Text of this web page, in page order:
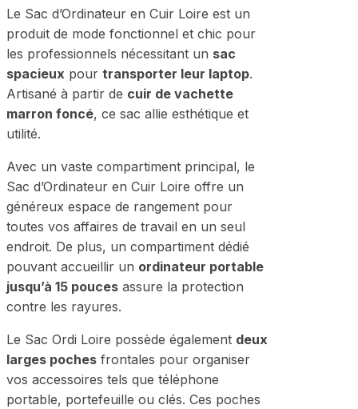
Le Sac d’Ordinateur en Cuir Loire est un
produit de mode fonctionnel et chic pour
les professionnels nécessitant un sac
spacieux pour transporter leur laptop.
Artisané à partir de cuir de vachette
marron foncé, ce sac allie esthétique et
utilité.
Avec un vaste compartiment principal, le
Sac d’Ordinateur en Cuir Loire offre un
généreux espace de rangement pour
toutes vos affaires de travail en un seul
endroit. De plus, un compartiment dédié
pouvant accueillir un ordinateur portable
jusqu’à 15 pouces assure la protection
contre les rayures.
Le Sac Ordi Loire possède également deux
larges poches frontales pour organiser
vos accessoires tels que téléphone
portable, portefeuille ou clés. Ces poches